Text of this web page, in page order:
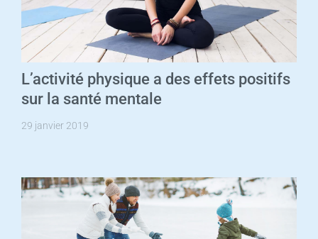
L’activité physique a des effets positifs
sur la santé mentale
29 janvier 2019